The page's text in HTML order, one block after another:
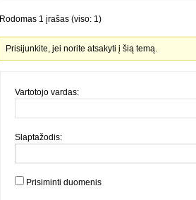
Rodomas 1 įrašas (viso: 1)
Prisijunkite, jei norite atsakyti į šią temą.
Vartotojo vardas:
Slaptažodis:
Prisiminti duomenis